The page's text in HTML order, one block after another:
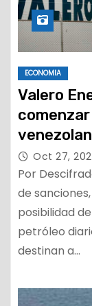
ECONOMIA
Valero
Oct 27,
Por
de
posibilidad
petróleo
destinan a…